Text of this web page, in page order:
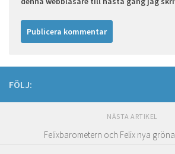
FÖLJ:
NÄSTA ARTIKEL
Felixbarometern och Felix nya